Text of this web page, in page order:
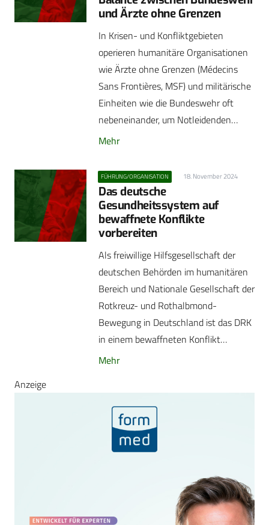
und Ärzte ohne Grenzen
In Krisen- und Konfliktgebieten
operieren humanitäre Organisationen
wie Ärzte ohne Grenzen (Médecins
Sans Frontières, MSF) und militärische
Einheiten wie die Bundeswehr oft
nebeneinander, um Notleidenden…
Mehr
FÜHRUNG/ORGANISATION 18. November 2024
Das deutsche
Gesundheitssystem auf
bewaffnete Konflikte
vorbereiten
Als freiwillige Hilfsgesellschaft der
deutschen Behörden im humanitären
Bereich und Nationale Gesellschaft der
Rotkreuz- und Rothalbmond-
Bewegung in Deutschland ist das DRK
in einem bewaffneten Konflikt…
Mehr
Anzeige